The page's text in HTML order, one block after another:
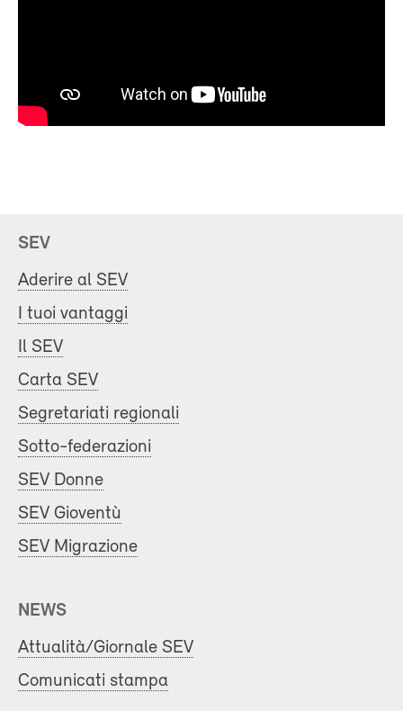
SEV
Aderire al SEV
I tuoi vantaggi
Il SEV
Carta SEV
Segretariati regionali
Sotto-federazioni
SEV Donne
SEV Gioventù
SEV Migrazione
NEWS
Attualità/Giornale SEV
Comunicati stampa